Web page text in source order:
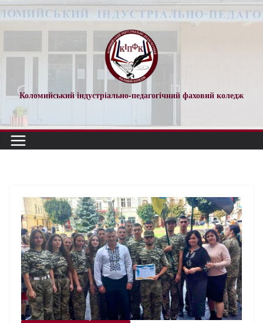
Коломийський індустріально-педагогічний фаховий коледж